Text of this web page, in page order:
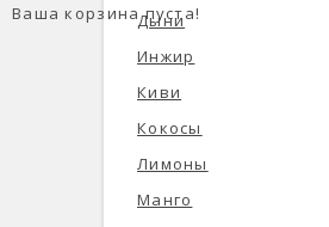
Ваша корзина пуста!
Дыни
Инжир
Киви
Кокосы
Лимоны
Манго